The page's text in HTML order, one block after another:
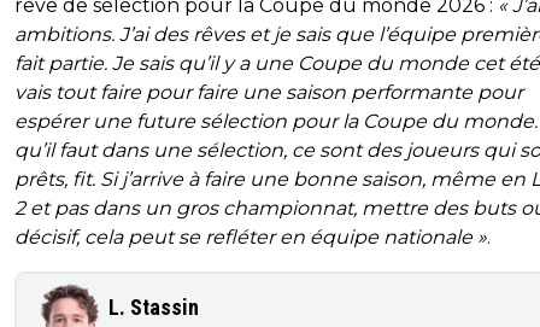
rêve de sélection pour la Coupe du monde 2026 : «
ambitions. J’ai des rêves et je sais que l’équipe
fait partie. Je sais qu’il y a une Coupe du monde cet
vais tout faire pour faire une saison performante pour
espérer une future sélection pour la Coupe du monde.
qu’il faut dans une sélection, ce sont des joueurs qui
prêts, fit. Si j’arrive à faire une bonne saison, même en
2 et pas dans un gros championnat, mettre des buts
décisif, cela peut se refléter en équipe nationale ».
L. Stassin